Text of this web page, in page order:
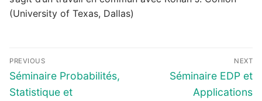
(University of Texas, Dallas)
Navigation
de
l’article
PREVIOUS
Previous
post:
Séminaire Probabilités,
Statistique et
NEXT
Next
Séminaire EDP et
Applications